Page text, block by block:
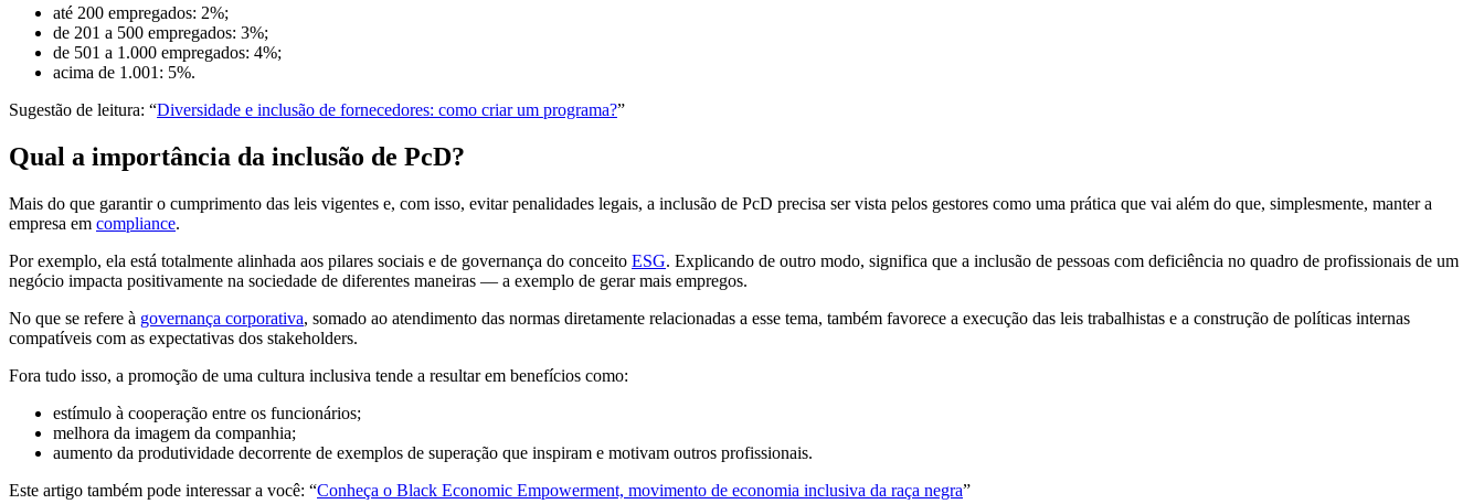
até 200 empregados: 2%;
de 201 a 500 empregados: 3%;
de 501 a 1.000 empregados: 4%;
acima de 1.001: 5%.
Sugestão de leitura: “Diversidade e inclusão de fornecedores: como criar um programa?”
Qual a importância da inclusão de PcD?
Mais do que garantir o cumprimento das leis vigentes e, com isso, evitar penalidades legais, a inclusão de PcD precisa ser vista pelos gestores como uma prática que vai além do que, simplesmente, manter a
empresa em compliance.
Por exemplo, ela está totalmente alinhada aos pilares sociais e de governança do conceito ESG. Explicando de outro modo, significa que a inclusão de pessoas com deficiência no quadro de profissionais de um
negócio impacta positivamente na sociedade de diferentes maneiras — a exemplo de gerar mais empregos.
No que se refere à governança corporativa, somado ao atendimento das normas diretamente relacionadas a esse tema, também favorece a execução das leis trabalhistas e a construção de políticas internas
compatíveis com as expectativas dos stakeholders.
Fora tudo isso, a promoção de uma cultura inclusiva tende a resultar em benefícios como:
estímulo à cooperação entre os funcionários;
melhora da imagem da companhia;
aumento da produtividade decorrente de exemplos de superação que inspiram e motivam outros profissionais.
Este artigo também pode interessar a você: “Conheça o Black Economic Empowerment, movimento de economia inclusiva da raça negra”